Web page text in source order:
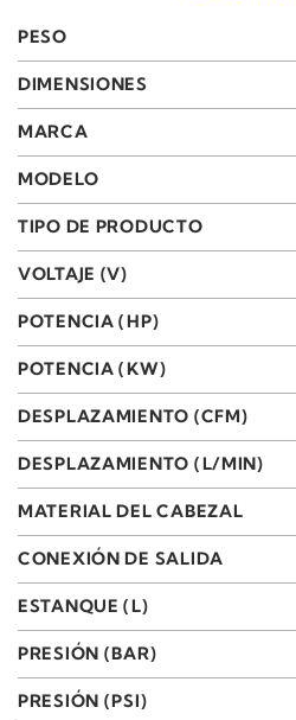
PESO
DIMENSIONES
MARCA
MODELO
TIPO DE PRODUCTO
VOLTAJE (V)
POTENCIA (HP)
POTENCIA (KW)
DESPLAZAMIENTO (CFM)
DESPLAZAMIENTO (L/MIN)
MATERIAL DEL CABEZAL
CONEXIÓN DE SALIDA
ESTANQUE (L)
PRESIÓN (BAR)
PRESIÓN (PSI)